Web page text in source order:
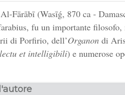
Fārābī (Wasīǵ, 870 ca -
fu un importante
di Porfirio, dell’Organondi
et intelligibili) e numerose